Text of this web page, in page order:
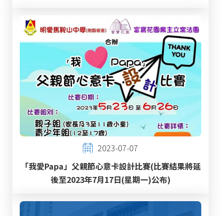
2023-07-07
「我愛Papa」父親節心意卡設計比賽(比賽結果將延
後至2023年7月17日(星期一)公布)